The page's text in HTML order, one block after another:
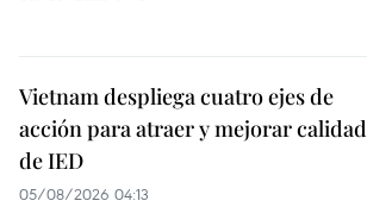
Vietnam despliega cuatro ejes de
acción para atraer y mejorar calidad
de IED
05/08/2026 04:13